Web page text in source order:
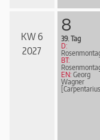
KW 6
2027
8
39. Tag
D:
BT:
EN: Georg
Wagner